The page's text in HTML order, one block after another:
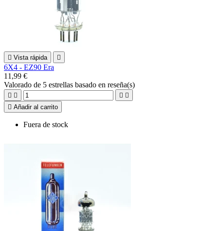
 Vista rápida 
6X4 - EZ90 Era
11,99 €
Valorado de 5 estrellas basado en reseña(s)
   
 Añadir al carrito
Fuera de stock